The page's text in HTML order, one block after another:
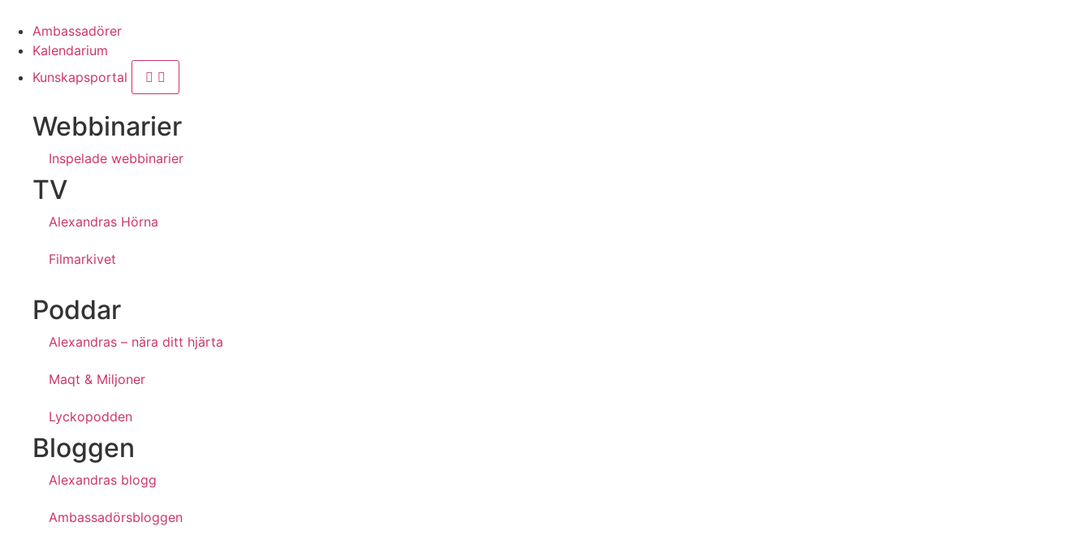
Ambassadörer
Kalendarium
Kunskapsportal
Webbinarier
Inspelade webbinarier
TV
Alexandras Hörna
Filmarkivet
Poddar
Alexandras – nära ditt hjärta
Maqt & Miljoner
Lyckopodden
Bloggen
Alexandras blogg
Ambassadörsbloggen